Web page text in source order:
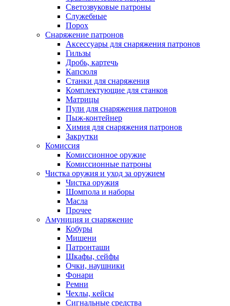
Светозвуковые патроны
Служебные
Порох
Снаряжение патронов
Аксессуары для снаряжения патронов
Гильзы
Дробь, картечь
Капсюля
Станки для снаряжения
Комплектующие для станков
Матрицы
Пули для снаряжения патронов
Пыж-контейнер
Химия для снаряжения патронов
Закрутки
Комиссия
Комиссионное оружие
Комиссионные патроны
Чистка оружия и уход за оружием
Чистка оружия
Шомпола и наборы
Масла
Прочее
Амуниция и снаряжение
Кобуры
Мишени
Патронташи
Шкафы, сейфы
Очки, наушники
Фонари
Ремни
Чехлы, кейсы
Сигнальные средства